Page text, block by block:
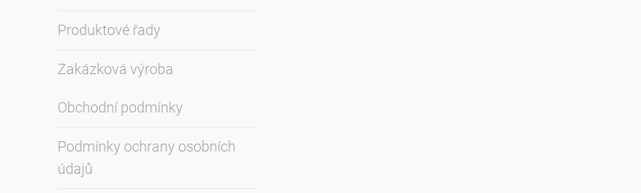
Produktové řady
Zakázková výroba
Obchodní podmínky
Podmínky ochrany osobních
údajů